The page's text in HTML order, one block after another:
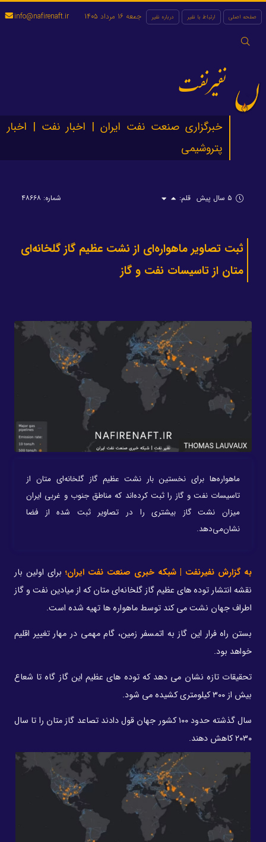
صفحه اصلی ارتباط با نفیر درباره نفیر
جستجو
جمعه 16 مرداد 1405 info@nafirenaft.ir
نفیرنفت
خبرگزاری صنعت نفت ایران | اخبار نفت | اخبار
پتروشیمی
۵ سال پیش قلم: شماره: ۴۸۶۶۸
ثبت تصاویر ماهواره‌ای از نشت عظیم گاز گلخانه‌ای
متان از تاسیسات نفت و گاز
ماهواره‌ها برای نخستین بار نشت عظیم گاز گلخانه‌ای متان از
تاسیسات نفت و گاز را ثبت کرده‌اند که مناطق جنوب و غربی ایران
میزان نشت گاز بیشتری را در تصاویر ثبت شده از فضا
نشان‌می‌دهد.
به گزارش نفیرنفت | شبکه خبری صنعت نفت ایران؛ برای اولین بار
نقشه انتشار توده های عظیم گاز گلخانه‌ای متان که از میادین نفت و گاز
اطراف جهان نشت می کند توسط ماهواره ها تهیه شده است.
بستن راه فرار این گاز به اتمسفر زمین، گام مهمی در مهار تغییر اقلیم
خواهد بود.
تحقیقات تازه نشان می دهد که توده های عظیم این گاز گاه تا شعاع
بیش از ۳۰۰ کیلومتری کشیده می شود.
سال گذشته حدود ۱۰۰ کشور جهان قول دادند تصاعد گاز متان را تا سال
۲۰۳۰ کاهش دهند.